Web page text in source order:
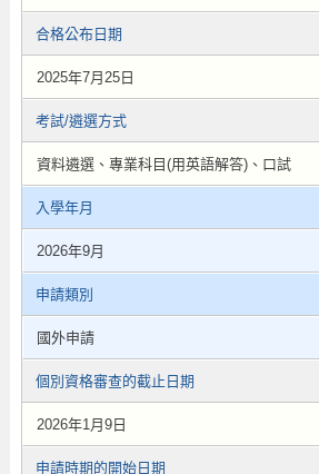
合格公布日期
2025年7月25日
考試/遴選方式
資料遴選、專業科目(用英語解答)、口試
入學年月
2026年9月
申請類別
國外申請
個別資格審查的截止日期
2026年1月9日
申請時期的開始日期